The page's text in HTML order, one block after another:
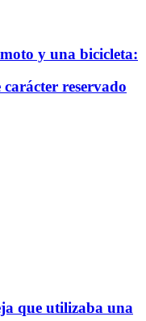
y una bicicleta:
reservado
que utilizaba una